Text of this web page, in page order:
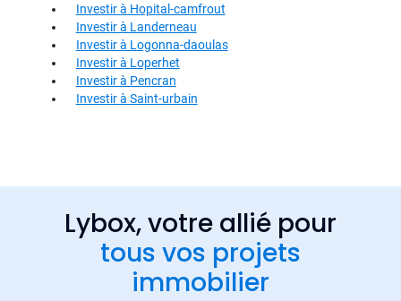
Investir à Hopital-camfrout
Investir à Landerneau
Investir à Logonna-daoulas
Investir à Loperhet
Investir à Pencran
Investir à Saint-urbain
Lybox, votre allié pour
tous vos projets
immobilier